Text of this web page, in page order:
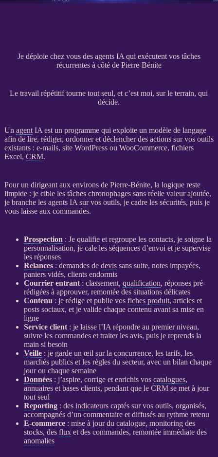
Je déploie chez vous des agents IA qui exécutent vos tâches
récurrentes à côté de Pierre-Bénite
Le travail répétitif tourne tout seul, et c’est moi, sur le terrain, qui
décide.
Un agent IA est un programme qui exploite un modèle de langage
afin de lire, rédiger, ordonner et déclencher des actions sur vos outils
existants : e-mails, site WordPressou WooCommerce, fichiers
Excel, CRM.
Pour un dirigeant aux environs de Pierre-Bénite, la logique reste
limpide : je cible les tâches chronophages sans réelle valeur ajoutée,
je branche les agents IA sur vos outils, je cadre les sécurités, puis je
vous laisse aux commandes.
Prospection : Je qualifie et regroupe les contacts, je soigne la
personnalisation, je cale les séquences d’envoi et je supervise
les réponses
Relances: demandes de devissans suite, notes impayées,
paniers vidés, clients endormis
Courrier entrant: classement, qualification, réponses pré-
rédigées à approuver, remontée des situations délicates
Contenu : je rédige et publie vos fiches produit, articles et
posts sociaux, et je valide chaque contenu avant sa mise en
ligne
Service client: je laisse l’IA répondre au premier niveau,
suivre les commandes et traiter les avis, puis je reprends la
main si besoin
Veille: je garde un œil sur la concurrence, les tarifs, les
marchés publics et les règles du secteur, avec un bilan chaque
jour ou chaque semaine
Données: j’aspire, corrige et enrichis vos catalogues,
annuaires et bases clients, pendant que le CRMse met à jour
tout seul
Reporting: des indicateurscaptés sur vos outils, organisés,
accompagnés d’un commentaire et diffusés au rythme retenu
E-commerce: mise à jour du catalogue, monitoring des
stocks, des fluxet des commandes, remontée immédiate des
anomalies